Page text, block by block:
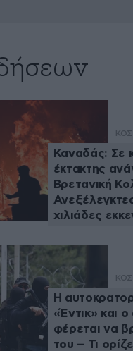
Καναδάς: Σε
έκτακτης
Βρετανική
χιλιάδες
Η
«Έντικ» και
φέρεται να
του – Τι